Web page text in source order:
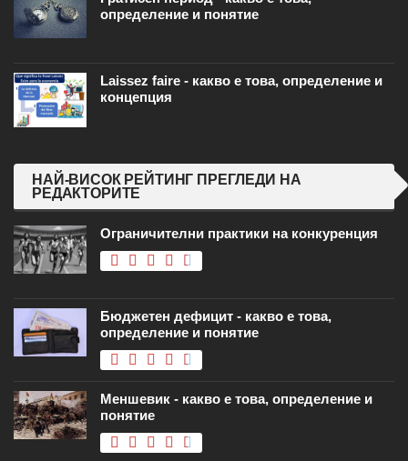
определение и понятие
Laissez faire - какво е това, определение и
концепция
НАЙ-ВИСОК РЕЙТИНГ ПРЕГЛЕДИ НА
РЕДАКТОРИТЕ
Ограничителни практики на конкуренция
Бюджетен дефицит - какво е това,
определение и понятие
Меншевик - какво е това, определение и
понятие